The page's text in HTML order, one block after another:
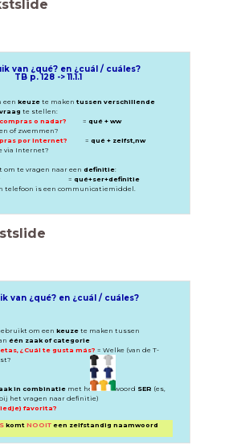
van ¿qué? en ¿cuál / cuáles?
TB p. 128 -> 11.1.1
een keuzete maken tussen verschillende
te stellen:
o nadar?
= qué + ww
of zwemmen?
por Internet? = qué + zelfst,nw
via Internet?
te vragen naar een definitie:
= qué+ser+definitie
telefoon is een communicatiemiddel.
van ¿qué? en ¿cuál / cuáles?
om een keuzete maken tussen
één zaak of categorie
¿Cuál te gusta más? = Welke (van de T-
in combinatiemet het werkwoord SER (es,
het vragen naar definitie)
favorita?
komtNOOITeen zelfstandig naamwoord